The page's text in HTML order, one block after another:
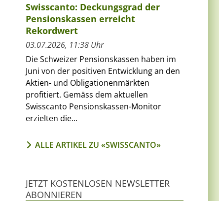
Swisscanto: Deckungsgrad der
Pensionskassen erreicht
Rekordwert
03.07.2026, 11:38 Uhr
Die Schweizer Pensionskassen haben im
Juni von der positiven Entwicklung an den
Aktien- und Obligationenmärkten
profitiert. Gemäss dem aktuellen
Swisscanto Pensionskassen-Monitor
erzielten die...
ALLE ARTIKEL ZU «SWISSCANTO»
JETZT KOSTENLOSEN NEWSLETTER
ABONNIEREN